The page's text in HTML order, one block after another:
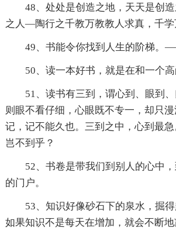
48、处处是创造之地，天天是创
之人—陶行之千教万教教人求真，千学
49、书能令你找到人生的阶梯。
50、读一本好书，就是在和一个高
51、读书有三到，谓心到、眼到
则眼不看仔细，心眼既不专一，却只
记，记不能久也。三到之中，心到最
岂不到乎？
52、书卷是带我们到别人的心中
的门户。
53、知识好像砂石下的泉水，掘得
如果知识不是每天在增加，就会不断